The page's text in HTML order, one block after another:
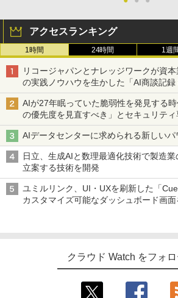
アクセスランキング
1時間 24時間 1週
リコージャパンとナレッジワークが資
の実践ノウハウを生かした「AI商談記
AIが27年眠っていた脆弱性を発見する
の優先度を見直すべき」とセキュリティ
AIデータセンターに求められる新しい
日立、生成AIと数理最適化技術で製造
立案する技術を開発
ユミルリンク、UI・UXを刷新した「
カスタマイズ可能なダッシュボード画面
クラウド Watch をフォ